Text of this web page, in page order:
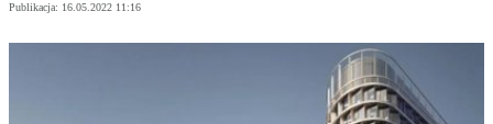
Publikacja: 16.05.2022 11:16